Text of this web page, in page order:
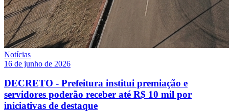
Notícias
16 de junho de 2026
DECRETO - Prefeitura institui premiação e
servidores poderão receber até R$ 10 mil por
iniciativas de destaque